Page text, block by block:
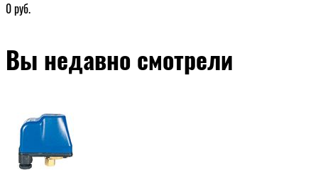
0руб.
Вы недавно смотрели